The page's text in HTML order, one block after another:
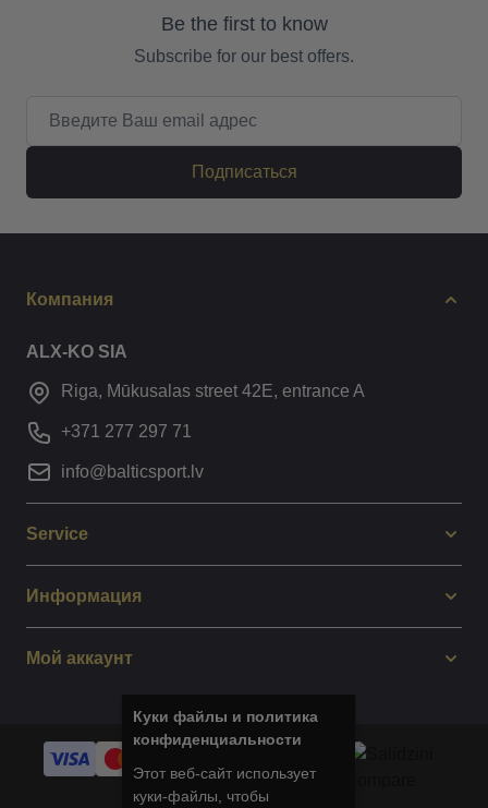
Be the first to know
Subscribe for our best offers.
Подписаться
Компания
ALX-KO SIA
Riga, Mūkusalas street 42E, entrance A
+371 277 297 71
info@balticsport.lv
Service
Информация
Мой аккаунт
Куки файлы и политика
конфиденциальности
Этот веб-сайт использует
куки-файлы, чтобы